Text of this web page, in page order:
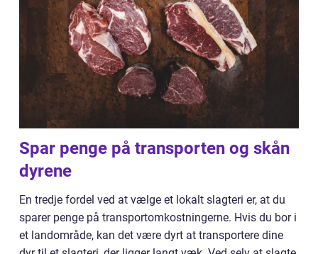
Spar penge på transporten og skån
dyrene
En tredje fordel ved at vælge et lokalt slagteri er, at du
sparer penge på transportomkostningerne. Hvis du bor i
et landområde, kan det være dyrt at transportere dine